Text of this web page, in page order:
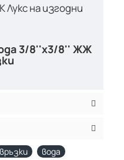
Лукс на изгодни
3/8''х3/8'' ЖЖ
връзки вода